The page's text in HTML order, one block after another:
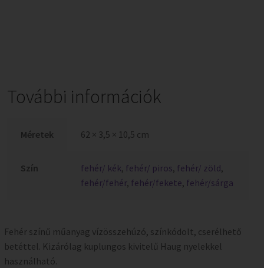
További információk
Méretek 62 × 3,5 × 10,5 cm
Szín fehér/ kék fehér/ piros fehér/ zöld
fehér/fehér, fehér/fekete fehér/sárga
Fehér színű műanyag vízösszehúzó, színkódolt, cserélhető
betéttel. Kizárólag kuplungos kivitelű Haug nyelekkel
használható.